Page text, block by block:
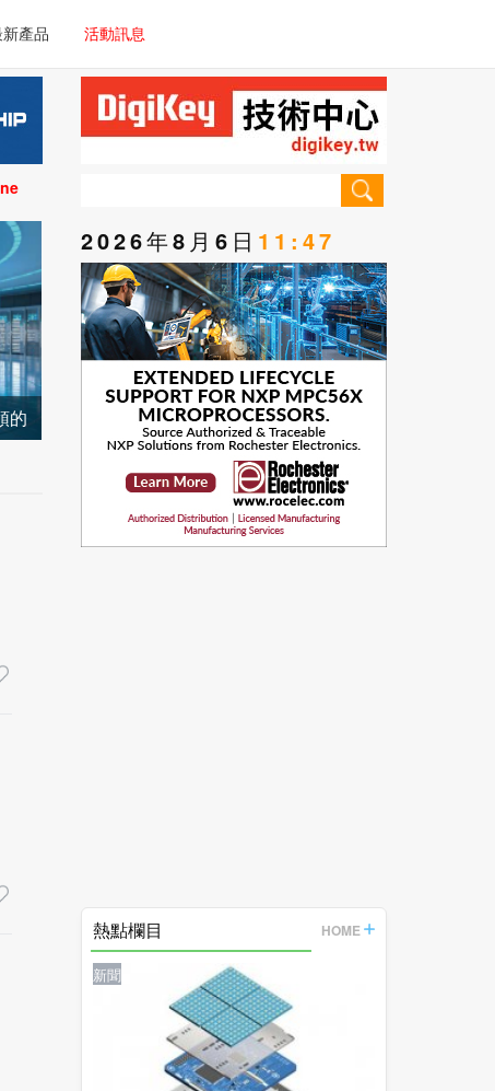
器/微控制器
儀器
產品 活動訊息
電子/車載系統
技術
理器/微控制器
器
的
2026年8月6日 11:47
熱點欄目 HOME
新聞